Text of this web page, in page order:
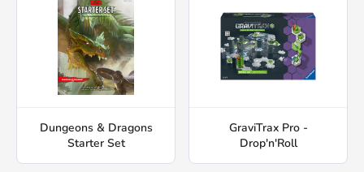
Dungeons & Dragons
Starter Set
GraviTrax Pro -
Drop'n'Roll